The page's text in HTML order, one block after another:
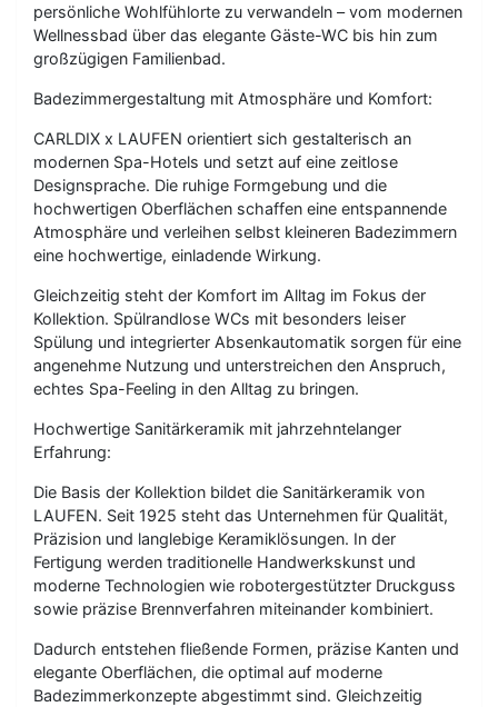
persönliche Wohlfühlorte zu verwandeln – vom modernen
Wellnessbad über das elegante Gäste-WC bis hin zum
großzügigen Familienbad.
Badezimmergestaltung mit Atmosphäre und Komfort:
CARLDIX x LAUFEN orientiert sich gestalterisch an
modernen Spa-Hotels und setzt auf eine zeitlose
Designsprache. Die ruhige Formgebung und die
hochwertigen Oberflächen schaffen eine entspannende
Atmosphäre und verleihen selbst kleineren Badezimmern
eine hochwertige, einladende Wirkung.
Gleichzeitig steht der Komfort im Alltag im Fokus der
Kollektion. Spülrandlose WCs mit besonders leiser
Spülung und integrierter Absenkautomatik sorgen für eine
angenehme Nutzung und unterstreichen den Anspruch,
echtes Spa-Feeling in den Alltag zu bringen.
Hochwertige Sanitärkeramik mit jahrzehntelanger
Erfahrung:
Die Basis der Kollektion bildet die Sanitärkeramik von
LAUFEN. Seit 1925 steht das Unternehmen für Qualität,
Präzision und langlebige Keramiklösungen. In der
Fertigung werden traditionelle Handwerkskunst und
moderne Technologien wie robotergestützter Druckguss
sowie präzise Brennverfahren miteinander kombiniert.
Dadurch entstehen fließende Formen, präzise Kanten und
elegante Oberflächen, die optimal auf moderne
Badezimmerkonzepte abgestimmt sind. Gleichzeitig